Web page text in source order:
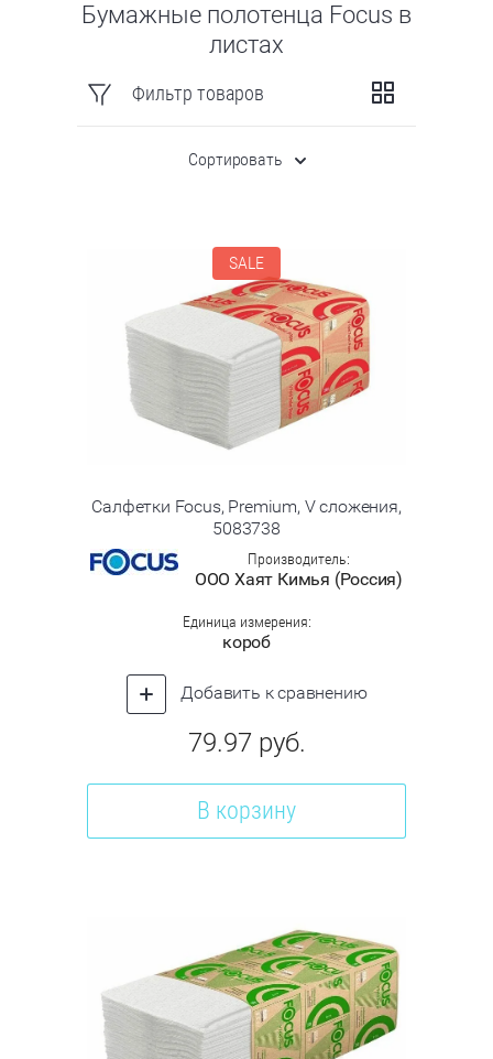
Бумажные полотенца Focus в
листах
Фильтр товаров
Сортировать
SALE
Салфетки Focus, Premium, V сложения,
5083738
Производитель:
ООО Хаят Кимья (Россия)
Единица измерения:
короб
Добавить к сравнению
79.97руб.
В корзину